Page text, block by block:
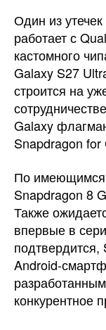
Один из
работает с
кастомного
Galaxy S27
строится на
Galaxy
Snapdragon
По имеющимся
Snapdragon 8
Также
впервые в
Android-
конкурентное